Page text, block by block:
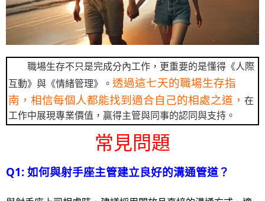
職場生存不只是完成分內工作，更重要的是懂得《人際
互動》與《情緒管理》。 透過這七天的職場生存指
南，相信每個人都能找到適合自己的相處之道， 在
工作中展現專業價值，贏得主管與同事的認同與支持。
常見問題
Q1: 如何與射手座主管建立良好的溝通管道？